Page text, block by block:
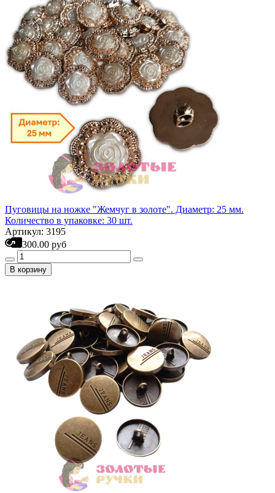
Пуговицы на ножке "Жемчуг в золоте". Диаметр: 25 мм.
Количество в упаковке: 30 шт.
Артикул: 3195
300.00 руб
В корзину